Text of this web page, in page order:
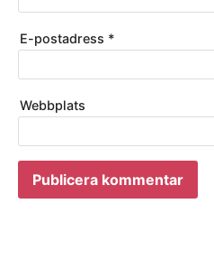
E-postadress *
Webbplats